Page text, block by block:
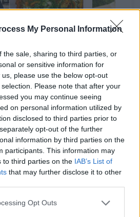
My Personal Information
the sale, sharing to third parties, or
or sensitive information for
please use the below opt-out
Please note that after your
you may continue seeing
on personal information utilized by
disclosed to third parties prior to
opt-out of the further
information by third parties on the
participants. This information may
to third parties on the IAB’s List of
that may further disclose it to other
Opt Outs
dieną
–
Kurpienė
Jonines
jums
į savo valgiaraštį įtraukti
į itin modernią įrangą.
gaminame čia pat. Mūsų